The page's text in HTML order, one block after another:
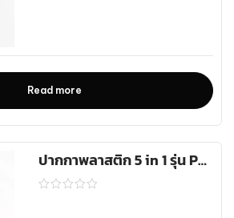
Read more
ปากกาพลาสติก 5 in 1 รุ่น PEN-128